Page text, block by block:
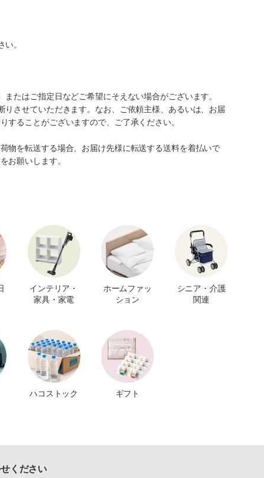
。
たはご指定日などご希望にそえない場合がございます。
させていただきます。なお、ご依頼主様、あるいは、お届
ることがございますので、ご了承ください。
物を転送する場合、お届け先様に転送する送料を着払いで
お願いします。
インテリア・
家具・家電
ホームファッ
ション
シニア・介護
関連
ハコストック ギフト
ください